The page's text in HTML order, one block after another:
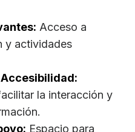
Acceso a
y actividades
la interacción y
Espacio para